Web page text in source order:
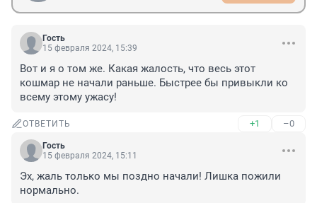
Гость
15 февраля 2024, 15:39
Вот и я о том же. Какая жалость, что весь этот
кошмар не начали раньше. Быстрее бы привыкли ко
всему этому ужасу!
ОТВЕТИТЬ +1 –0
Гость
15 февраля 2024, 15:11
Эх, жаль только мы поздно начали! Лишка пожили
нормально.